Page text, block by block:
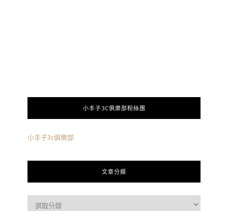
小丰子3C俱樂部粉絲團
小丰子3c俱樂部
文章分類